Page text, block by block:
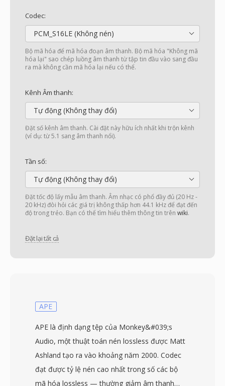
Codec:
PCM_S16LE (Không nén)
Bộ mã hóa để mã hóa đoạn âm thanh. Bộ mã hóa "Không mã
hóa lại" sao chép luồng âm thanh từ tập tin đầu vào sang đầu
ra mà không cần mã hóa lại nếu có thể.
Kênh Âm thanh:
Tự động (Không thay đổi)
Đặt số kênh âm thanh. Cài đặt này hữu ích nhất khi trộn kênh
(ví dụ: từ 5.1 sang âm thanh nổi).
Tần số:
Tự động (Không thay đổi)
Đặt tốc độ lấy mẫu âm thanh. Âm nhạc có phổ đầy đủ (20 Hz -
20 kHz) đòi hỏi các giá trị không thấp hơn 44.1 kHz để đạt đến
độ trong trẻo. Bạn có thể tìm hiểu thêm thông tin trên wiki.
Đặt lại tất cả
APE
APE là định dạng tệp của Monkey&#039;s
Audio, một thuật toán nén lossless được Matt
Ashland tạo ra vào khoảng năm 2000. Codec
đạt được tỷ lệ nén cao nhất trong số các bộ
mã hóa lossless — thường giảm âm thanh